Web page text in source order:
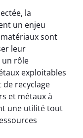
la
un enjeu
sont
leur
un rôle
exploitables
recyclage
et métaux à
une utilité tout